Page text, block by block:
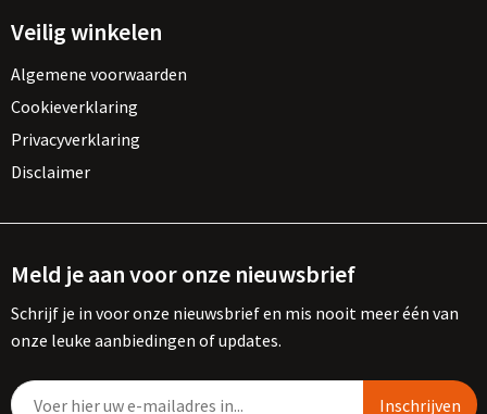
Veilig winkelen
Algemene voorwaarden
Cookieverklaring
Privacyverklaring
Disclaimer
Meld je aan voor onze nieuwsbrief
Schrijf je in voor onze nieuwsbrief en mis nooit meer één van
onze leuke aanbiedingen of updates.